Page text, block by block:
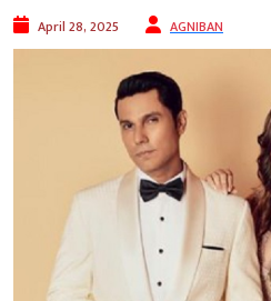
April 28, 2025 AGNIBAN